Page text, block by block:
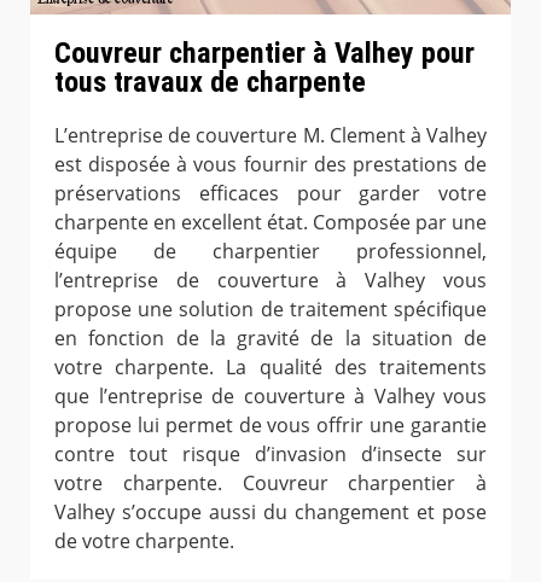
Couvreur charpentier à Valhey pour
tous travaux de charpente
L’entreprise de couverture M. Clement à Valhey
est disposée à vous fournir des prestations de
préservations efficaces pour garder votre
charpente en excellent état. Composée par une
équipe de charpentier professionnel,
l’entreprise de couverture à Valhey vous
propose une solution de traitement spécifique
en fonction de la gravité de la situation de
votre charpente. La qualité des traitements
que l’entreprise de couverture à Valhey vous
propose lui permet de vous offrir une garantie
contre tout risque d’invasion d’insecte sur
votre charpente. Couvreur charpentier à
Valhey s’occupe aussi du changement et pose
de votre charpente.